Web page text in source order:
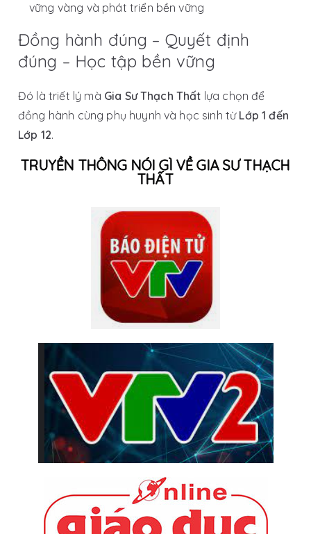
vững vàng và phát triển bền vững
Đồng hành đúng – Quyết định
đúng – Học tập bền vững
Đó là triết lý mà Gia Sư Thạch Thất lựa chọn để
đồng hành cùng phụ huynh và học sinh từ Lớp 1 đến
Lớp 12.
TRUYỀN THÔNG NÓI GÌ VỀ GIA SƯ THẠCH
THẤT